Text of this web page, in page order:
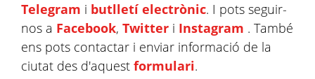
Telegram i butlletí electrònic. I pots seguir-
nos a Facebook, Twitter i Instagram . També
ens pots contactar i enviar informació de la
ciutat des d'aquest formulari.